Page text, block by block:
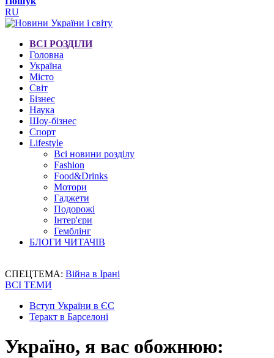
RU
ВСІ РОЗДІЛИ
Головна
Україна
Місто
Світ
Бізнес
Наука
Шоу-бізнес
Спорт
Lifestyle
Всі новини розділу
Fashion
Food&Drinks
Мотори
Гаджети
Подорожі
Інтер'єри
Гемблінг
БЛОГИ ЧИТАЧІВ
СПЕЦТЕМА: Війна в Ірані
ВСІ ТЕМИ
Вступ України в ЄС
Теракт в Барселоні
Україно, я вас обожнюю: